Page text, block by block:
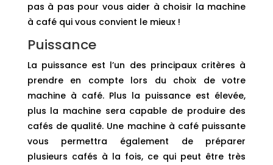
pas à pas pour vous aider à choisir la machine
à café qui vous convient le mieux !
Puissance
La puissance est l’un des principaux critères à
prendre en compte lors du choix de votre
machine à café. Plus la puissance est élevée,
plus la machine sera capable de produire des
cafés de qualité. Une machine à café puissante
vous permettra également de préparer
plusieurs cafés à la fois, ce qui peut être très